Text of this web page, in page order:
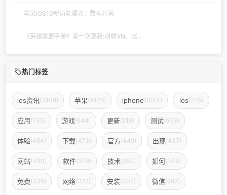
苹果iOS10新功能曝光：数据开关
《英雄联盟手游》第一次更新:削弱VN，赵...
热门标签
ios资讯 (3108) 苹果(1426) iphone(1014) ios(775)
应用(735) 游戏(644) 更新(519) 测试(503)
体验(484) 下载(473) 官方(445) 出现(437)
网站(400) 软件(379) 技术(352) 如何(349)
免费(336) 网络(322) 安装(307) 微信(287)